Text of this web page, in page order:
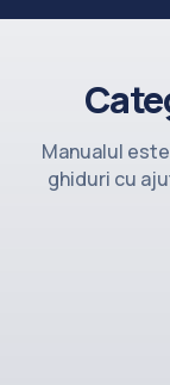
Înapoi la site
Contact
Manualul
ghiduri cu